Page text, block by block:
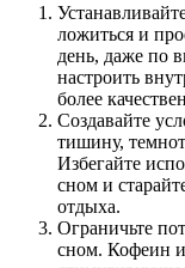
ложиться и
день, даже по
настроить
более
Создавайте
тишину,
Избегайте
сном и
отдыха.
Ограничьте
сном. Кофеин и